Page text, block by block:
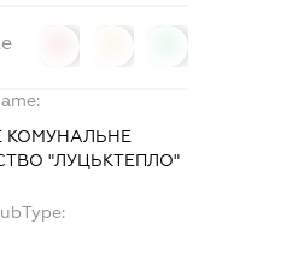
КОМУНАЛЬНЕ
"ЛУЦЬКТЕПЛО"